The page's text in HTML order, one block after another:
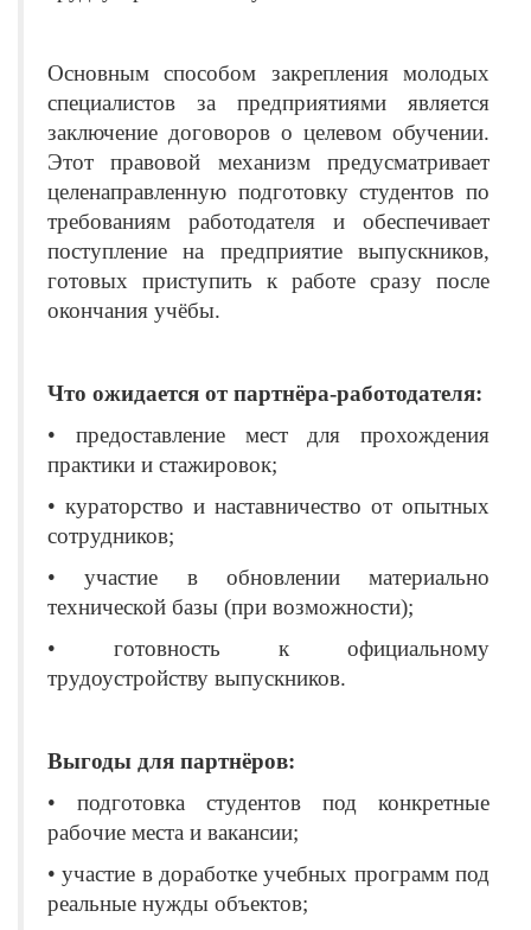
Основным способом закрепления молодых
специалистов за предприятиями является
заключение договоров о целевом обучении.
Этот правовой механизм предусматривает
целенаправленную подготовку студентов по
требованиям работодателя и обеспечивает
поступление на предприятие выпускников,
готовых приступить к работе сразу после
окончания учёбы.
Что ожидается от партнёра-работодателя:
• предоставление мест для прохождения
практики и стажировок;
• кураторство и наставничество от опытных
сотрудников;
• участие в обновлении материально
технической базы (при возможности);
• готовность к официальному
трудоустройству выпускников.
Выгоды для партнёров:
• подготовка студентов под конкретные
рабочие места и вакансии;
• участие в доработке учебных программ под
реальные нужды объектов;